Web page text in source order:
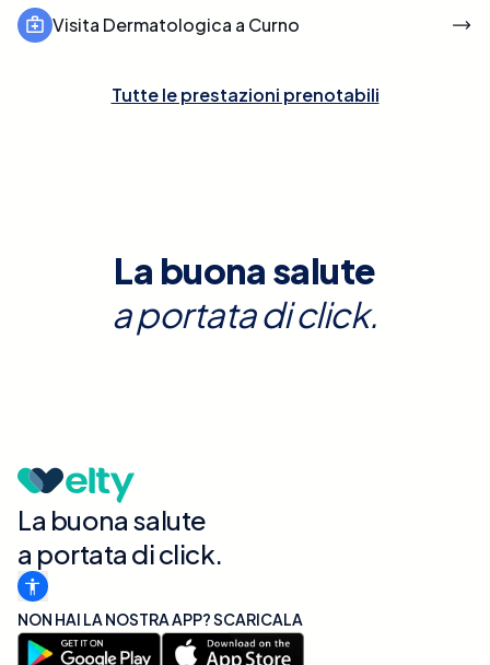
Visita Dermatologica a Curno
Tutte le prestazioni prenotabili
La buona salute
a portata di click.
La buona salute
a portata di click.
NON HAI LA NOSTRA APP? SCARICALA